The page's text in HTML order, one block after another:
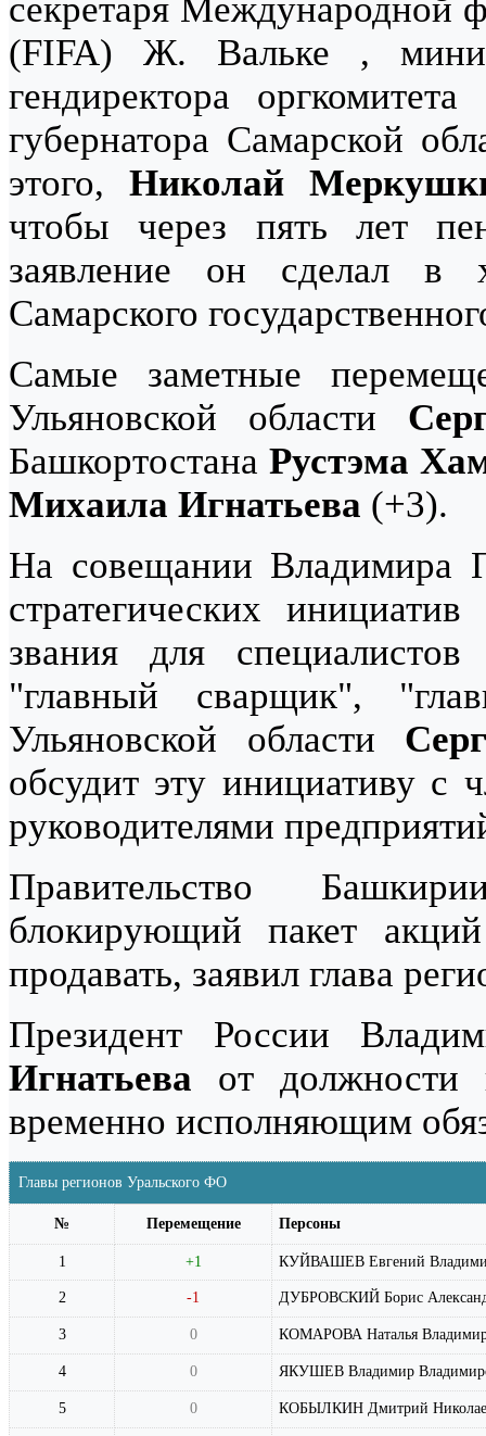
секретаря Международной
(FIFA) Ж. Вальке ,
гендиректора
губернатора Самарской
этого, Николай
чтобы через пять лет
заявление он сделал в
Самарского
Самые заметные
Ульяновской области
Башкортостана Рустэма
Михаила Игнатьева (+3).
На совещании Владимира
стратегических
звания для
"главный сварщик",
Ульяновской области
обсудит эту инициативу с
руководителями
Правительство
блокирующий пакет
продавать, заявил глава
Президент России
Игнатьева от должности
временно исполняющим
Главы регионов Уральского ФО
№ Перемещение Персоны
1 +1 КУЙВАШЕВ Евгений
2 -1 ДУБРОВСКИЙ Борис
3 0 КОМАРОВА Наталья
4 0 ЯКУШЕВ Владимир
5 0 КОБЫЛКИН Дмитрий